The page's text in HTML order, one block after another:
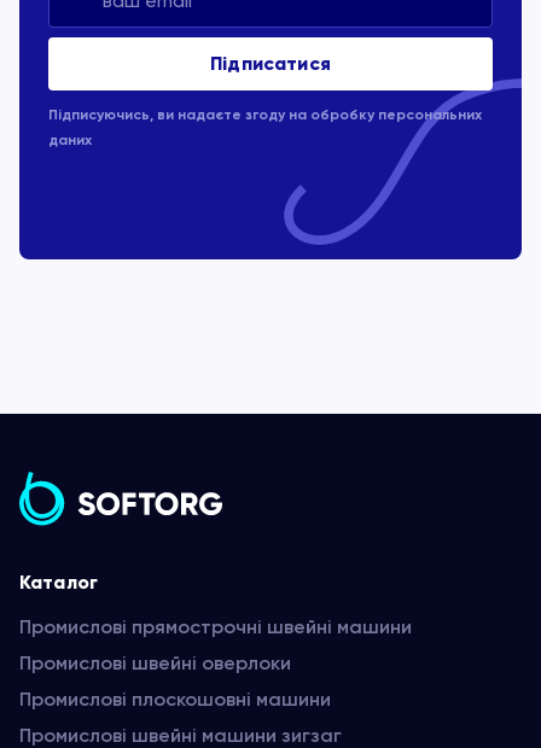
Підписуючись, ви надаєте згоду на обробку персональних
даних
Каталог
Промислові прямострочні швейні машини
Промислові швейні оверлоки
Промислові плоскошовні машини
Промислові швейні машини зигзаг